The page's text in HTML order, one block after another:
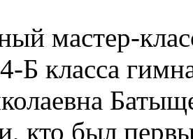
мастер-
Б класса
кто был